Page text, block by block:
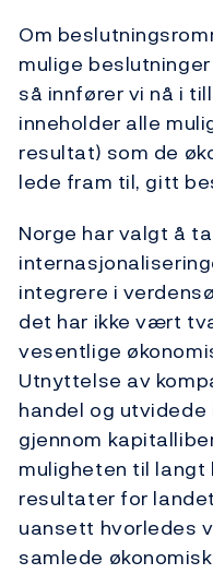
Om
mulige
så innfører vi nå i
inneholder alle
resultat) som de
lede fram til, gitt
Norge har valgt å
integrere i
det har ikke vært
vesentlige
Utnyttelse av
handel og
gjennom
muligheten til langt
resultater for
uansett hvorledes
samlede